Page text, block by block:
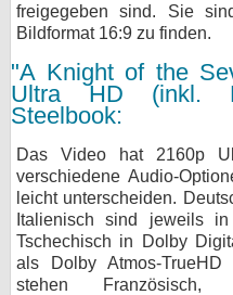
freigegeben sind. Sie
Bildformat 16:9 zu finden.
"A Knight of the
Ultra HD (inkl.
Steelbook:
Das Video hat 2160p
verschiedene Audio-
leicht unterscheiden.
Italienisch sind jeweils
Tschechisch in Dolby
als Dolby Atmos-TrueHD
stehen Französisch,